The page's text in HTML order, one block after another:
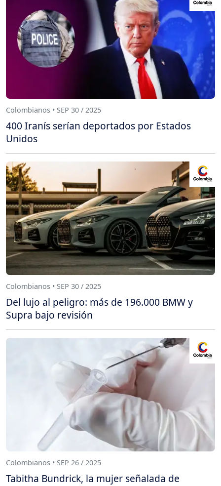
Colombianos • SEP 30 / 2025
400 Iranís serían deportados por Estados
Unidos
Colombianos • SEP 30 / 2025
Del lujo al peligro: más de 196.000 BMW y
Supra bajo revisión
Colombianos • SEP 26 / 2025
Tabitha Bundrick, la mujer señalada de